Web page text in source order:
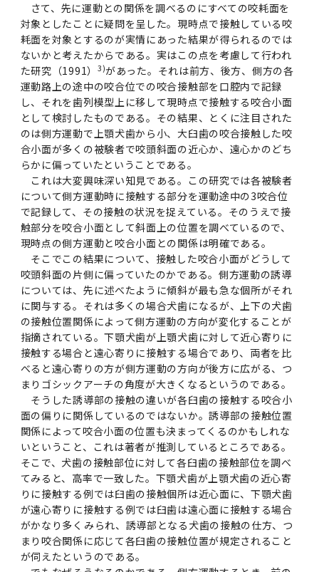
さて、先に運動との関係を調べるのにすべての咬耗面を
対象としたことに疑問を呈した。現時点で接触している咬
耗面を対象とするのが実情にあった結果が得られるのでは
ないかと考えたからである。実はこの点を考慮して行われ
た研究（1991） 3)があった。それは前方、後方、側方の各
運動路上の途中の咬合位での咬合接触部を口腔内で記録
し、それを歯列模型上に移して現時点で接触する咬合小面
として検討したものである。その結果、とくに注目された
のは側方運動で上顎犬歯から小、大臼歯の咬合接触した咬
合小面が多くの被験者で咬頭斜面の近心か、遠心かのどち
らかに偏っていたということである。
これは大変興味深い知見である。この研究では各被験者
について側方運動時に接触する部分を運動途中の3咬合位
で記録して、その接触の状況を捉えている。そのうえで接
触部分を咬合小面として斜面上の位置を調べているので、
現時点の側方運動と咬合小面との関係は明確である。
そこでこの結果について、接触した咬合小面がどうして
咬頭斜面の片側に偏っていたのかである。側方運動の誘導
については、先に述べたように傾斜が最も急な個所がそれ
に関与する。それは多くの場合犬歯になるが、上下の犬歯
の接触位置関係によって側方運動の方向が変化することが
指摘されている。下顎犬歯が上顎犬歯に対して近心寄りに
接触する場合と遠心寄りに接触する場合であり、両者を比
べると遠心寄りの方が側方運動の方向が後方に広がる、つ
まりゴシックアーチの角度が大きくなるというのである。
そうした誘導部の接触の違いが各臼歯の接触する咬合小
面の偏りに関係しているのではないか。誘導部の接触位置
関係によって咬合小面の位置も決まってくるのかもしれな
いということ、これは著者が推測しているところである。
そこで、犬歯の接触部位に対して各臼歯の接触部位を調べ
てみると、高率で一致した。下顎犬歯が上顎犬歯の近心寄
りに接触する例では臼歯の接触個所は近心面に、下顎犬歯
が遠心寄りに接触する例では臼歯は遠心面に接触する場合
がかなり多くみられ、誘導部となる犬歯の接触の仕方、つ
まり咬合関係に応じて各臼歯の接触位置が規定されること
が伺えたというのである。